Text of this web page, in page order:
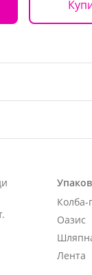
Колба-
Оазис
Лента